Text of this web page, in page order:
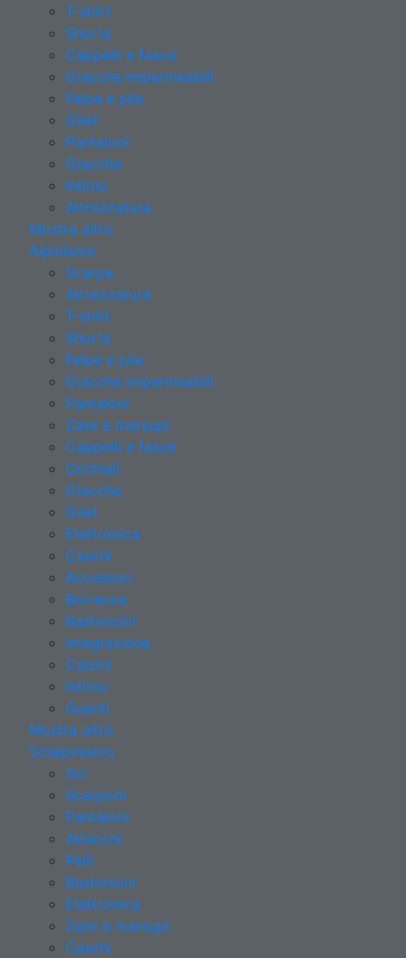
T-shirt
Shorts
Cappelli e fasce
Giacche impermeabili
Felpe e pile
Gilet
Pantaloni
Giacche
Intimo
Attrezzatura
Mostra altro
Alpinismo
Scarpe
Attrezzatura
T-shirt
Shorts
Felpe e pile
Giacche impermeabili
Pantaloni
Zaini e marsupi
Cappelli e fasce
Occhiali
Giacche
Gilet
Elettronica
Caschi
Accessori
Borracce
Bastoncini
Integrazione
Calzini
Intimo
Guanti
Mostra altro
Scialpinismo
Sci
Scarponi
Pantaloni
Attacchi
Pelli
Bastoncini
Elettronica
Zaini e marsupi
Caschi